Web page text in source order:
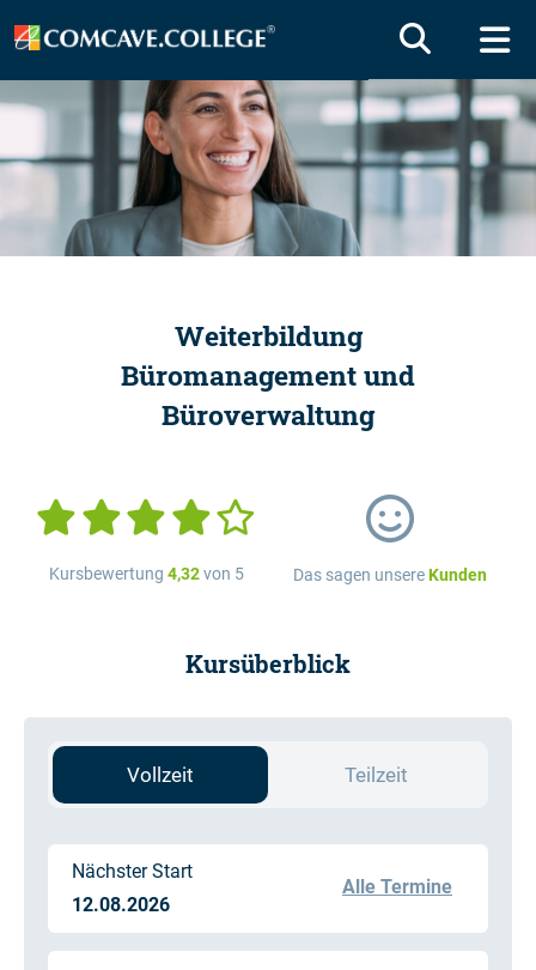
Weiterbildung
Büromanagement und
Büroverwaltung
Kursbewertung 4,32von 5 Das sagen unsereKunden
Kursüberblick
Vollzeit Teilzeit
Nächster Start
12.08.2026
Alle Termine